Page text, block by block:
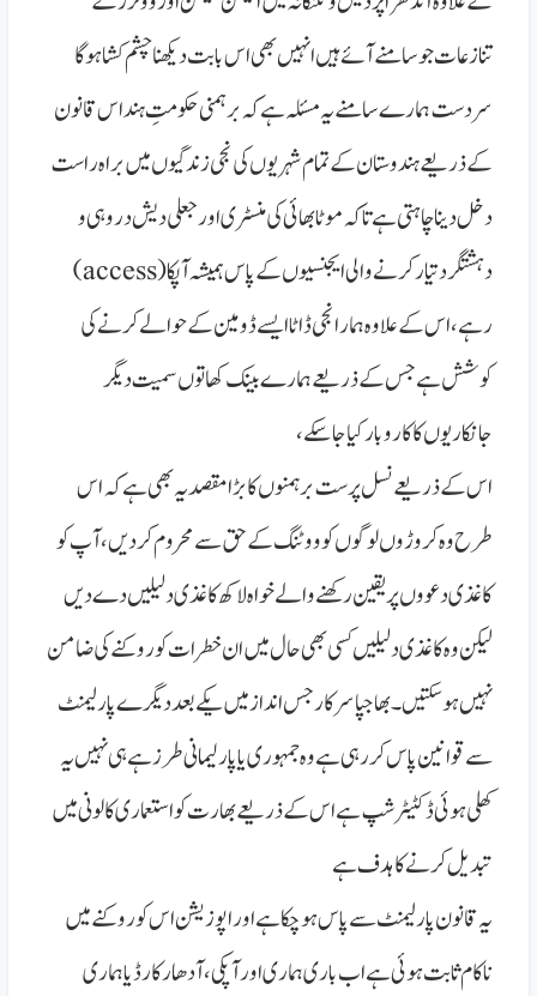
تنازعات جو سامنے آئے ہیں انہیں بھی اس بابت دیکھنا چشم کشا ہوگا
سردست ہمارے سامنے یہ مسئلہ ہےکہ برہمنی حکومتِ ہند اس قانون
کے ذریعے ہندوستان کے تمام شہریوں کی نجی زندگیوں میں براہ راست
دخل دینا چاہتی ہے تاکہ موٹا بھائی کی منسٹری اور جعلی دیش دروہی و
دہشتگرد تیار کرنے والی ایجنسیوں کے پاس ہمیشہ آپکا (access)
رہے، اس کے علاوہ ہمارا نجی ڈاٹا ایسے ڈومین کے حوالے کرنے کی
کوشش ہے جس کے ذریعے ہمارے بینک کھاتوں سمیت دیگر
جانکاریوں کا کاروبار کیا جاسکے،
اس کے ذریعے نسل پرست برہمنوں کا بڑا مقصد یہ بھی ہے کہ اس
طرح وہ کروڑوں لوگوں کو ووٹنگ کے حق سے محروم کردیں، آپ کو
کاغذی دعووں پر یقین رکھنے والے خواہ لاکھ کاغذی دلیلیں دے دیں
لیکن وہ کاغذی دلیلیں کسی بھی حال میں ان خطرات کو روکنے کی ضامن
نہیں ہوسکتیں ۔بھاجپا سرکار جس انداز میں یکے بعد دیگرے پارلیمنٹ
سے قوانین پاس کررہی ہے وہ جمہوری یا پارلیمانی طرز ہے ہی نہیں یہ
کھلی ہوئی ڈکٹیٹرشپ ہے اس کے ذریعے بھارت کو استعماری کالونی میں
تبدیل کرنے کا ہدف ہے
یہ قانون پارلیمنٹ سے پاس ہوچکا ہے اور اپوزیشن اس کو روکنے میں
ناکام ثابت ہوئی ہے اب باری ہماری اور آپکی، آدھار کارڈ یا ہماری